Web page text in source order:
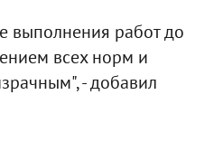
выполнения работ до
всех норм и
- добавил